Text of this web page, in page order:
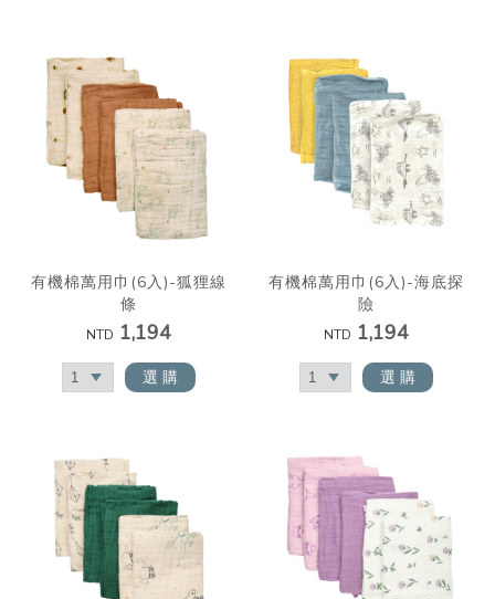
有機棉萬用巾(6入)-狐狸線
條
NTD 1,194
選 購
有機棉萬用巾(6入)-海底探
險
NTD 1,194
選 購